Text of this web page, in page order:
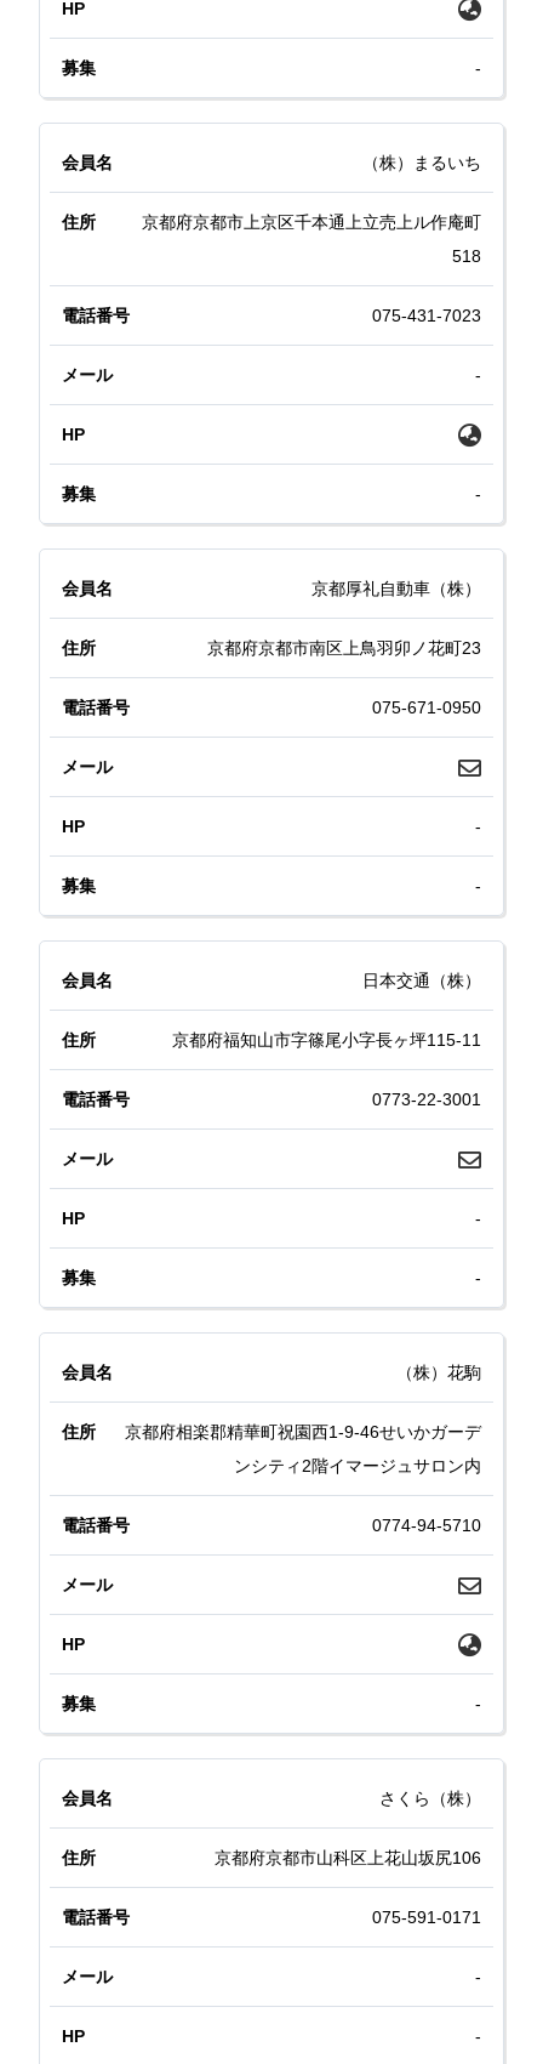
-
（株）まるいち
京都府京都市上京区千本通上立売上ル作庵町
518
075-431-7023
-
-
京都厚礼自動車（株）
京都府京都市南区上鳥羽卯ノ花町23
075-671-0950
-
-
日本交通（株）
京都府福知山市字篠尾小字長ヶ坪115-11
0773-22-3001
-
-
（株）花駒
京都府相楽郡精華町祝園西1-9-46せいかガーデ
ンシティ2階イマージュサロン内
0774-94-5710
-
さくら（株）
京都府京都市山科区上花山坂尻106
075-591-0171
-
-